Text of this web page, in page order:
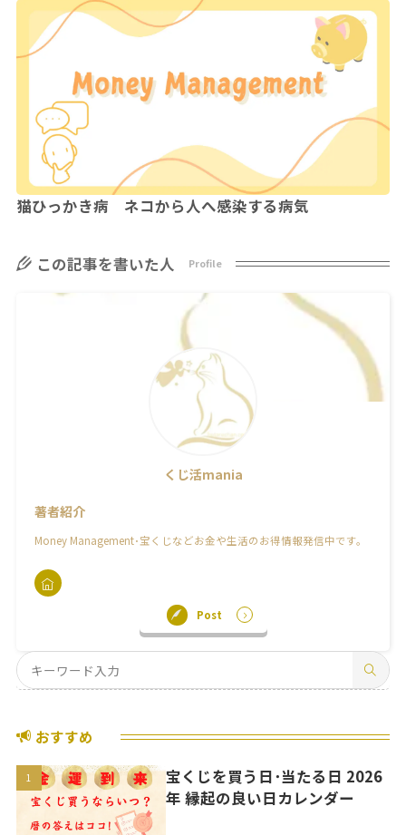
猫ひっかき病 ネコから人へ感染する病気
この記事を書いた人 Profile
くじ活mania
著者紹介
Money Management･宝くじなどお金や生活のお得情報発信中です。
Post
おすすめ
宝くじを買う日･当たる日 2026
年 縁起の良い日カレンダー